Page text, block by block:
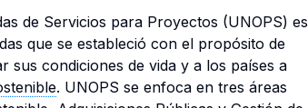
de Servicios para Proyectos (UNOPS) es
que se estableció con el propósito de
sus condiciones de vida y a los países a
. UNOPS se enfoca en tres áreas